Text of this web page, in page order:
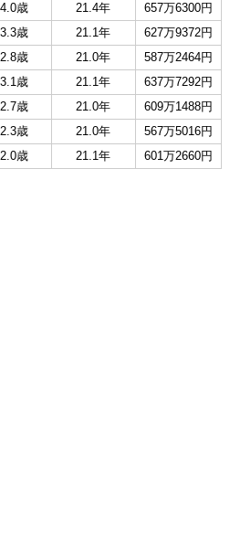
歳 21.4年
657万6300円
歳 21.1年
627万9372円
歳 21.0年
587万2464円
歳 21.1年
637万7292円
歳 21.0年
609万1488円
歳 21.0年
567万5016円
歳 21.1年 601万2660円